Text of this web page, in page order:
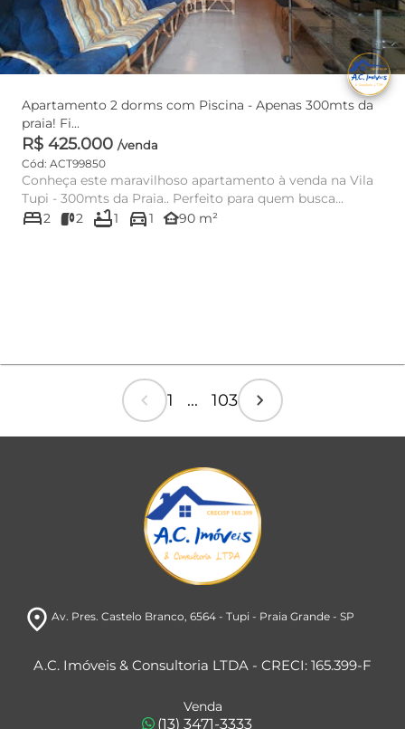
Apartamento 2 dorms com Piscina - Apenas 300mts da
praia! Fi...
R$ 425.000 /venda
Cód: ACT99850
Conheça este maravilhoso apartamento à venda na Vila
Tupi - 300mts da Praia.. Perfeito para quem busca
conforto, segura...
bed2 2 bathtub1 directions_car1 other_houses90 m²
chevron_left 1 ... 103 chevron_right
room Av. Pres. Castelo Branco, 6564- Tupi - Praia Grande- SP
A.C. Imóveis & Consultoria LTDA - CRECI: 165.399-F
Venda
(13) 3471-3333